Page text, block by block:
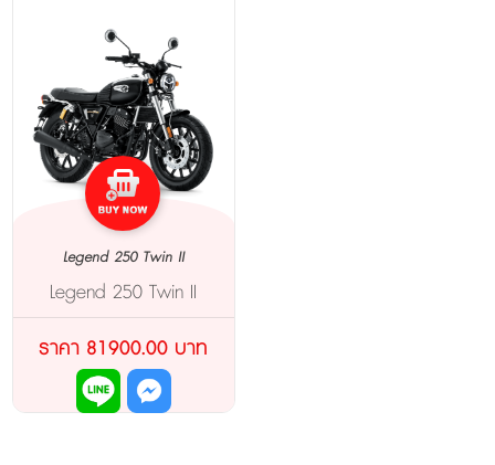
Legend 250 Twin II
Legend 250 Twin II
ราคา 81900.00 บาท